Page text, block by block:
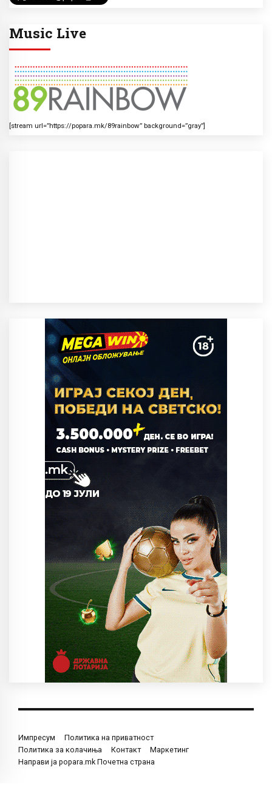
Music Live
[stream url=”https://popara.mk/89rainbow” background=”gray”]
Импресум
Политика на приватност
Политика за колачиња
Контакт
Маркетинг
Направи ја popara.mk Почетна страна